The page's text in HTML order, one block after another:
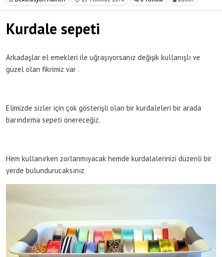
Kurdale sepeti
Arkadaşlar el emekleri ile uğraşıyorsanız değişik kullanışlı ve
güzel olan fikrimiz var .
Elimizde sizler için çok gösterişli olan bir kurdaleleri bir arada
barındırma sepeti önereceğiz.
Hem kullanırken zorlanmıyacak hemde kurdalalerinizi düzenli bir
yerde bulundurucaksınız.